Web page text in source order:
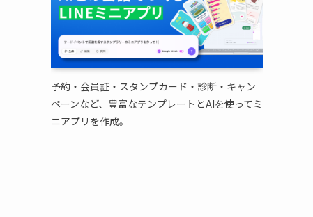
予約・会員証・スタンプカード・診断・キャン
ペーンなど、豊富なテンプレートとAIを使ってミ
ニアプリを作成。